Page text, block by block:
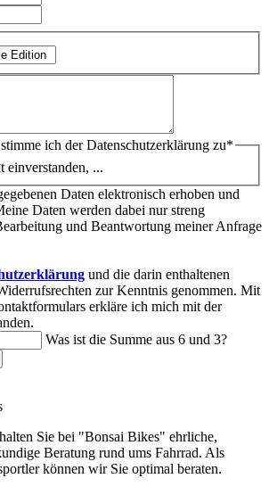
ich der Datenschutzerklärung zu*
einverstanden, ...
Daten elektronisch erhoben und
Daten werden dabei nur streng
und Beantwortung meiner Anfrage
und die darin enthaltenen
zur Kenntnis genommen. Mit
erkläre ich mich mit der
Was ist die Summe aus 6 und 3?
Sie bei "Bonsai Bikes" ehrliche,
Beratung rund ums Fahrrad. Als
können wir Sie optimal beraten.